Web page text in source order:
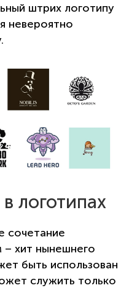
штрих логотипу
невероятно
логотипах
сочетание
хит нынешнего
быть использован
служить только